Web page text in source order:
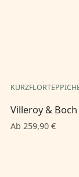
Villeroy &
Ab 259,90 €